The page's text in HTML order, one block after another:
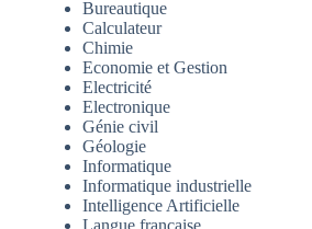
Bureautique
Calculateur
Chimie
Economie et Gestion
Electricité
Electronique
Génie civil
Géologie
Informatique
Informatique industrielle
Intelligence Artificielle
Langue française